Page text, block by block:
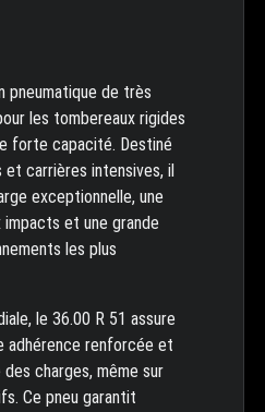
pneumatique de très
les tombereaux rigides
forte capacité. Destiné
carrières intensives, il
exceptionnelle, une
et une grande
les plus
le 36.00 R 51 assure
adhérence renforcée et
charges, même sur
Ce pneu garantit